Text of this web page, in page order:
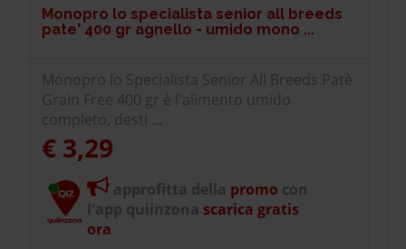
Monopro lo specialista senior all breeds
pate' 400 gr agnello - umido mono ...
Monopro lo Specialista Senior All Breeds Patè
Grain Free 400 gr è l'alimento umido
completo, desti ...
€ 3,29
approfitta della promo con
l'app quiinzona scarica gratis
ora